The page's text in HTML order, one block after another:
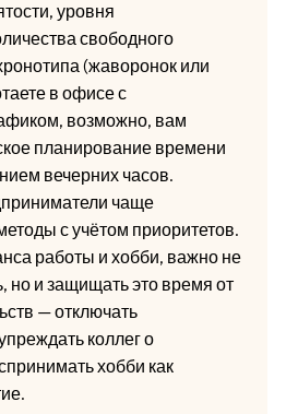
уровня
свободного
(жаворонок или
в офисе с
возможно, вам
планирование времени
вечерних часов.
чаще
с учётом приоритетов.
работы и хобби, важно не
но и защищать это время от
— отключать
коллег о
хобби как